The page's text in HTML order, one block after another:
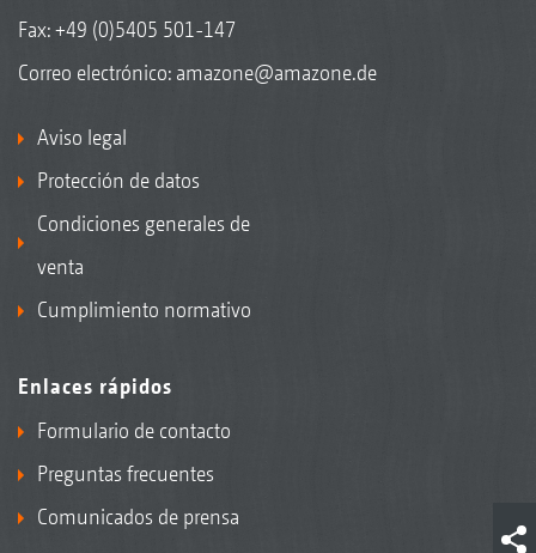
Fax: +49 (0)5405 501-147
Correo electrónico: amazone@amazone.de
Aviso legal
Protección de datos
Condiciones generales de
venta
Cumplimiento normativo
Enlaces rápidos
Formulario de contacto
Preguntas frecuentes
Comunicados de prensa